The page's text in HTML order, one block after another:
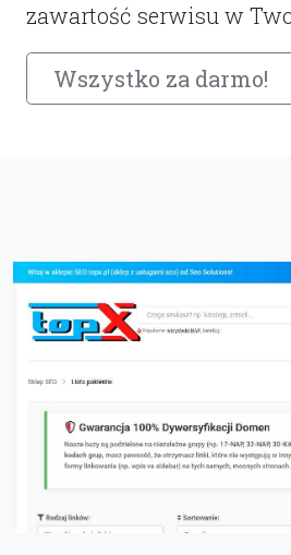
zawartość serwisu w
Wszystko za darmo!